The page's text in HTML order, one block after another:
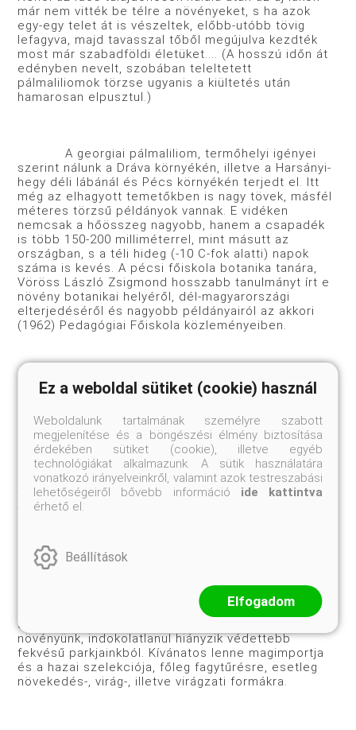
már nem vitték be télre a növényeket, s ha azok
egy-egy telet át is vészeltek, előbb-utóbb tövig
lefagyva, majd tavasszal tőből megújulva kezdték
most már szabadföldi életüket.... (A hosszú időn át
edényben nevelt, szobában teleltetett
pálmaliliomok törzse ugyanis a kiültetés után
hamarosan elpusztul.)
A georgiai pálmaliliom, termőhelyi igényei
szerint nálunk a Dráva környékén, illetve a Harsányi-
hegy déli lábánál és Pécs környékén terjedt el. Itt
még az elhagyott temetőkben is nagy tövek, másfél
méteres törzsű példányok vannak. E vidéken
nemcsak a hőösszeg nagyobb, hanem a csapadék
is több 150-200 milliméterrel, mint másutt az
országban, s a téli hideg (-10 C-fok alatti) napok
száma is kevés. A pécsi főiskola botanika tanára,
Vöröss László Zsigmond hosszabb tanulmányt írt e
növény botanikai helyéről, dél-magyarországi
elterjedéséről és nagyobb példányairól az akkori
(1962) Pedagógiai Főiskola közleményeiben.
A faj tarka levelű formái inkább csak
érdekességek, s csak mesterkélt, művi
sárgaszélű forma, ma egyetlen ismertebb árjegyzék
sem említi, csak a növénykedvelők körében cserél
gazdát. A „Variegata” levéllemezének közepén sárga
sáv húzódik. A Karl Sprenger kertészet Nápoly
melletti Vomeroban szelektált formája.
Természetes megjelenésű, alacsonyabb, tömött
virágzata 1,8 méteres hosszú buga, rózsás
többsége - főleg a közép-európaiak - egyetlen
törzsnek (klónnak) tekinthető. E fagytűrőbb és
szubtrópusi hangulatával meghatározó hangulatú
növényünk, indokolatlanul hiányzik védettebb
fekvésű parkjainkból. Kívánatos lenne magimportja
és a hazai szelekciója, főleg fagytűrésre, esetleg
növekedés-, virág-, illetve virágzati formákra.
Ez a weboldal sütiket (cookie) használ
Weboldalunk tartalmának személyre szabott
megjelenítése és a böngészési élmény biztosítása
érdekében sütiket (cookie), illetve egyéb
technológiákat alkalmazunk. A sütik használatára
vonatkozó irányelveinkről, valamint azok testreszabási
lehetőségeiről bővebb információ ide kattintva
érhető el.
Beállítások
Elfogadom